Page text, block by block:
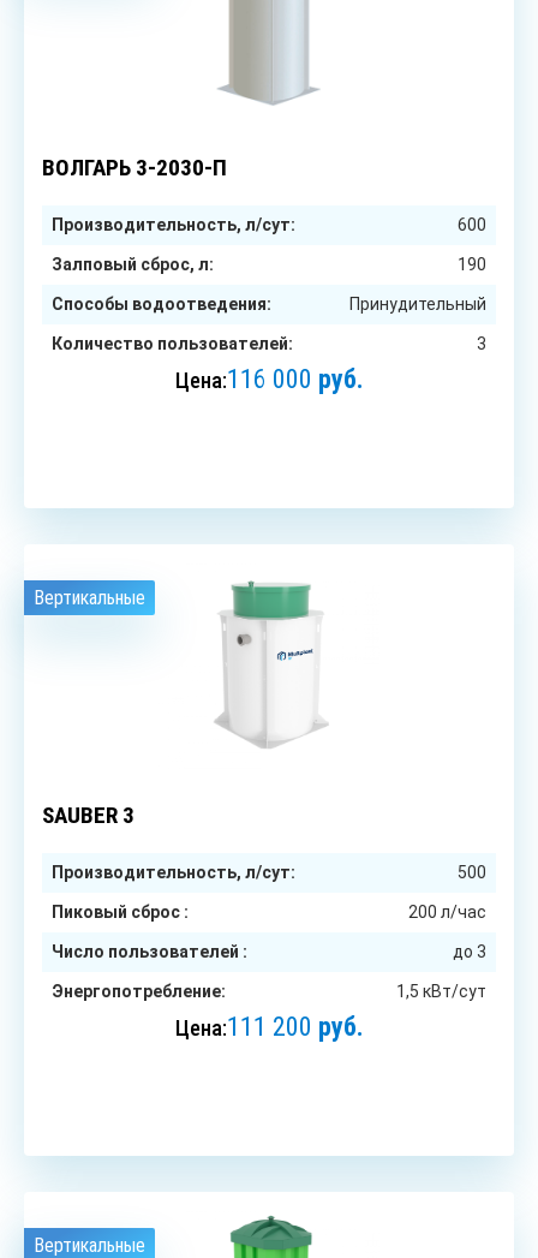
ВОЛГАРЬ 3-2030-П
Производительность, л/сут: 600
Залповый сброс, л: 190
Способы водоотведения: Принудительный
Количество пользователей: 3
Цена:116 000 руб.
Вертикальные
SAUBER 3
Производительность, л/сут: 500
Пиковый сброс : 200 л/час
Число пользователей : до 3
Энергопотребление: 1,5 кВт/сут
Цена:111 200 руб.
Вертикальные